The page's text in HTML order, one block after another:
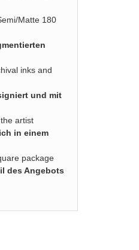
Matte 180
inks and
und mit
artist
in einem
package
des Angebots